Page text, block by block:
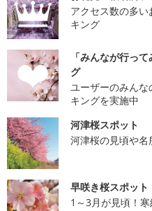
アクセス数の多
キング
「みんなが行っ
グ
ユーザーのみん
キングを実施中
河津桜スポット
河津桜の見頃や名
早咲き桜スポット
1～3月が見頃！